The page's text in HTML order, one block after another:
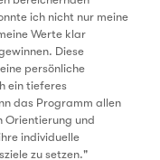
ich nicht nur meine
Werte klar
Diese
persönliche
ein tieferes
das Programm allen
Orientierung und
individuelle
zu setzen."